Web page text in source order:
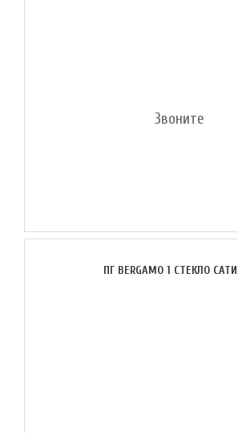
Звоните
ПГ BERGAMO 1 СТЕКЛО